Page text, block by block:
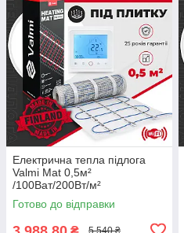
Електрична тепла підлога
Valmi Mat 0,5м²
/100Ват/200Вт/м²
нагрівальний мат
терморегулятором TWE02
Готово до відправки